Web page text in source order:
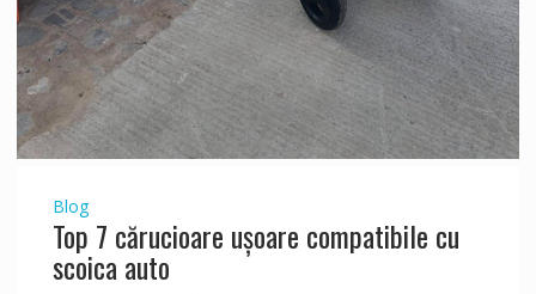
Blog
Top 7 cărucioare ușoare compatibile cu
scoica auto